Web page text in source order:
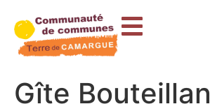
principal
Gîte Bouteillan